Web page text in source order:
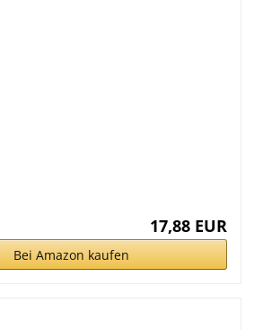
17,88 EUR
Bei Amazon kaufen